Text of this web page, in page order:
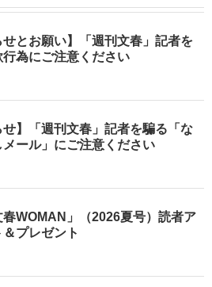
せとお願い】「週刊文春」記者を
行為にご注意ください
せ】「週刊文春」記者を騙る「な
メール」にご注意ください
春WOMAN」（2026夏号）読者ア
＆プレゼント